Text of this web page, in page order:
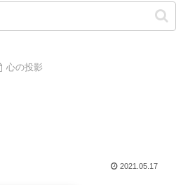
心の投影
2021.05.17